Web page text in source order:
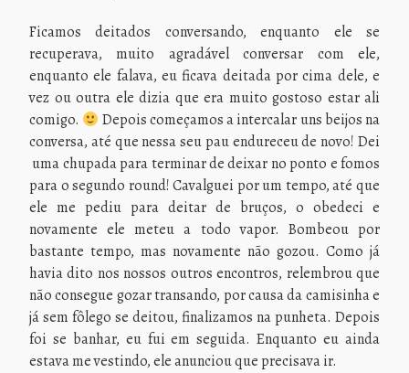
Ficamos deitados conversando, enquanto ele se
recuperava, muito agradável conversar com ele,
enquanto ele falava, eu ficava deitada por cima dele, e
vez ou outra ele dizia que era muito gostoso estar ali
comigo.
Depois começamos a intercalar uns beijos na
conversa, até que nessa seu pau endureceu de novo! Dei
uma chupada para terminar de deixar no ponto e fomos
para o segundo round! Cavalguei por um tempo, até que
ele me pediu para deitar de bruços, o obedeci e
novamente ele meteu a todo vapor. Bombeou por
bastante tempo, mas novamente não gozou. Como já
havia dito nos nossos outros encontros, relembrou que
não consegue gozar transando, por causa da camisinha e
já sem fôlego se deitou, finalizamos na punheta. Depois
foi se banhar, eu fui em seguida. Enquanto eu ainda
estava me vestindo, ele anunciou que precisava ir.